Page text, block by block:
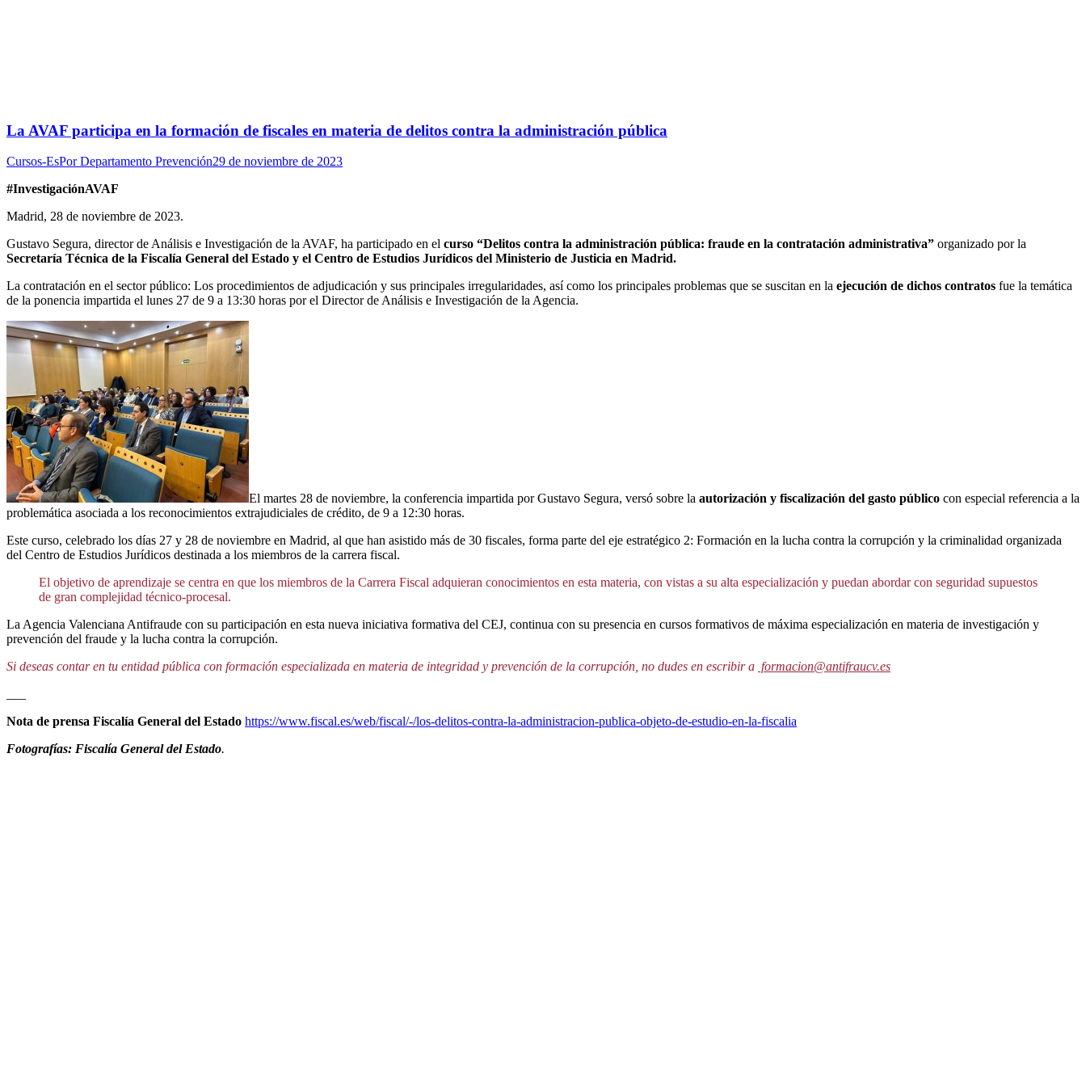
La AVAF participa en la formación de fiscales en materia de delitos contra la administración pública
Cursos-EsPorDepartamento Prevención29 de noviembre de 2023
#InvestigaciónAVAF
Madrid, 28 de noviembre de 2023.
Gustavo Segura, director de Análisis e Investigación de la AVAF, ha participado en el curso “Delitos contra la administración pública: fraude en la contratación administrativa” organizado por la
Secretaría Técnica de la Fiscalía General del Estado y el Centro de Estudios Jurídicos del Ministerio de Justicia en Madrid.
La contratación en el sector público: Los procedimientos de adjudicación y sus principales irregularidades, así como los principales problemas que se suscitan en la ejecución de dichos contratos fue la temática
de la ponencia impartida el lunes 27 de 9 a 13:30 horas por el Director de Análisis e Investigación de la Agencia.
El martes 28 de noviembre, la conferencia impartida por Gustavo Segura, versó sobre la autorización y fiscalización del gasto público con especial referencia a la
problemática asociada a los reconocimientos extrajudiciales de crédito, de 9 a 12:30 horas.
Este curso, celebrado los días 27 y 28 de noviembre en Madrid, al que han asistido más de 30 fiscales, forma parte del eje estratégico 2: Formación en la lucha contra la corrupción y la criminalidad organizada
del Centro de Estudios Jurídicos destinada a los miembros de la carrera fiscal.
El objetivo de aprendizaje se centra en que los miembros de la Carrera Fiscal adquieran conocimientos en esta materia, con vistas a su alta especialización y puedan abordar con seguridad supuestos
de gran complejidad técnico-procesal.
La Agencia Valenciana Antifraude con su participación en esta nueva iniciativa formativa del CEJ, continua con su presencia en cursos formativos de máxima especialización en materia de investigación y
prevención del fraude y la lucha contra la corrupción.
Si deseas contar en tu entidad pública con formación especializada en materia de integridad y prevención de la corrupción, no dudes en escribir a formacion@antifraucv.es
Nota de prensa Fiscalía General del Estado https://www.fiscal.es/web/fiscal/-/los-delitos-contra-la-administracion-publica-objeto-de-estudio-en-la-fiscalia
Fotografías: Fiscalía General del Estado.